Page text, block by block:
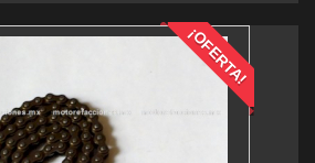
¡OFERTA!